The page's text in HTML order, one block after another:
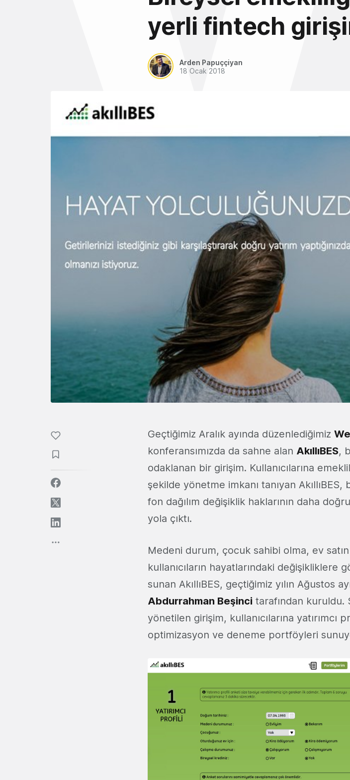
yerli fintech
Arden Papuççiyan
18 Ocak 2018
Geçtiğimiz Aralık ayında düzenlediğimiz
konferansımızda da sahne alan AkıllıBES,
odaklanan bir girişim. Kullanıcılarına
şekilde yönetme imkanı tanıyan
fon dağılım değişiklik haklarının daha
yola çıktı.
Medeni durum, çocuk sahibi olma, ev
kullanıcıların hayatlarındaki değişikliklere
sunan AkıllıBES, geçtiğimiz yılın Ağustos
Abdurrahman Beşinci tarafından kuruldu.
yönetilen girişim, kullanıcılarına yatırımcı
optimizasyon ve deneme portföyleri